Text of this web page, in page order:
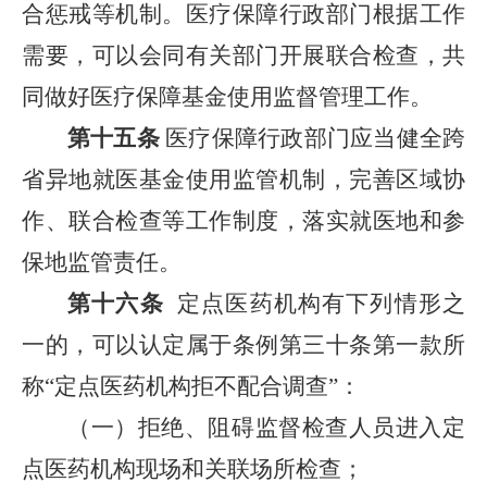
合惩戒等机制。医疗保障行政部门根据工作
需要，可以会同有关部门开展联合检查，共
同做好医疗保障基金使用监督管理工作。
第十五条 医疗保障行政部门应当健全跨
省异地就医基金使用监管机制，完善区域协
作、联合检查等工作制度，落实就医地和参
保地监管责任。
第十六条 定点医药机构有下列情形之
一的，可以认定属于条例第三十条第一款所
称“定点医药机构拒不配合调查”：
（一）拒绝、阻碍监督检查人员进入定
点医药机构现场和关联场所检查；